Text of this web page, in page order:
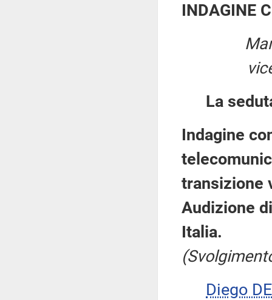
INDAGINE
La
Indagine
transizione
Audizione
Italia.
Diego